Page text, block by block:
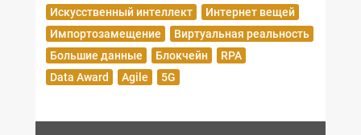
Искусственный интеллект
Интернет вещей
Импортозамещение
Виртуальная реальность
Большие данные
Блокчейн
RPA
Data Award
Agile 5G